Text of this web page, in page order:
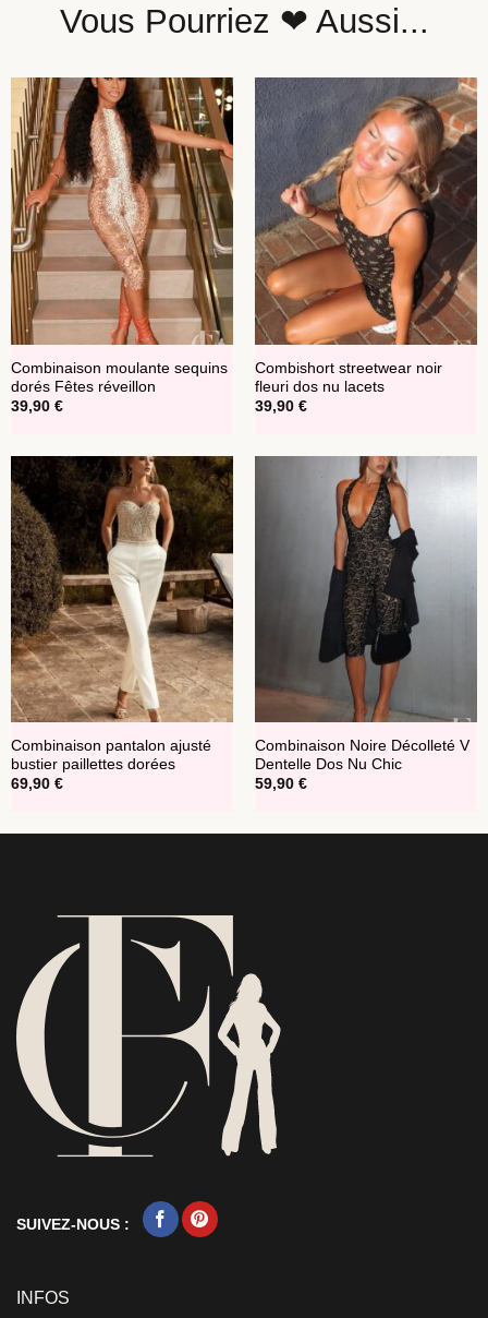
Vous Pourriez ❤ Aussi...
Combinaison moulante sequins
dorés Fêtes réveillon
39,90 €
Combishort streetwear noir
fleuri dos nu lacets
39,90 €
Combinaison pantalon ajusté
bustier paillettes dorées
69,90 €
Combinaison Noire Décolleté V
Dentelle Dos Nu Chic
59,90 €
SUIVEZ-NOUS :
INFOS